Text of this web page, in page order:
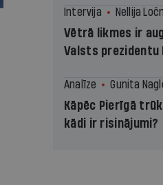
Intervija Nellija
Vētrā likmes ir
Valsts prezidentu
Analīze Gunita
Kāpēc Pierīgā
kādi ir risinājumi?